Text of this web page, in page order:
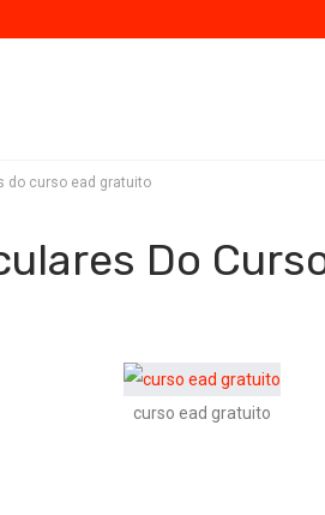
do curso ead gratuito
Do
curso ead gratuito